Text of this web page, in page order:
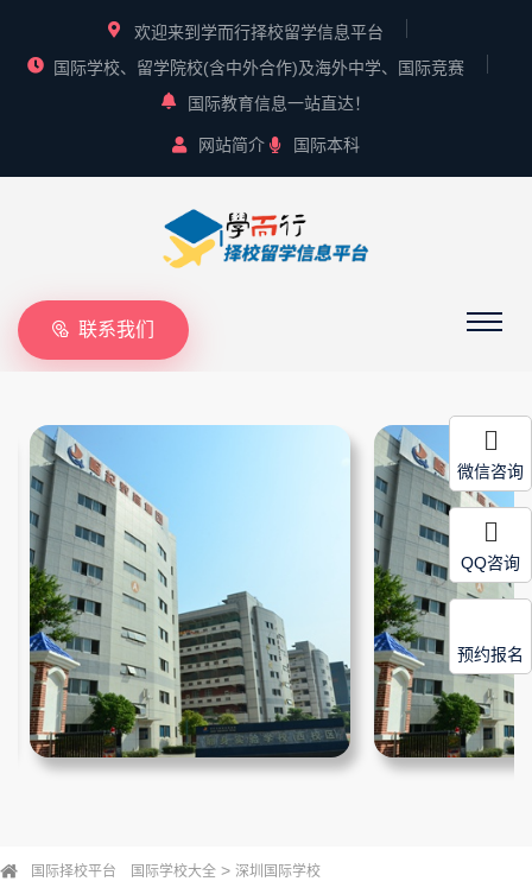
欢迎来到学而行择校留学信息平台
国际学校、留学院校(含中外合作)及海外中学、国际竞赛
国际教育信息一站直达！
网站简介 国际本科
联系我们
国际择校平台 国际学校大全 > 深圳国际学校
微信咨询
QQ咨询
预约报名